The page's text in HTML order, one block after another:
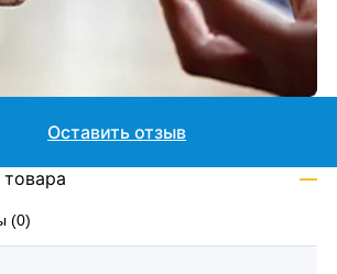
(0)
Оставить отзыв
—